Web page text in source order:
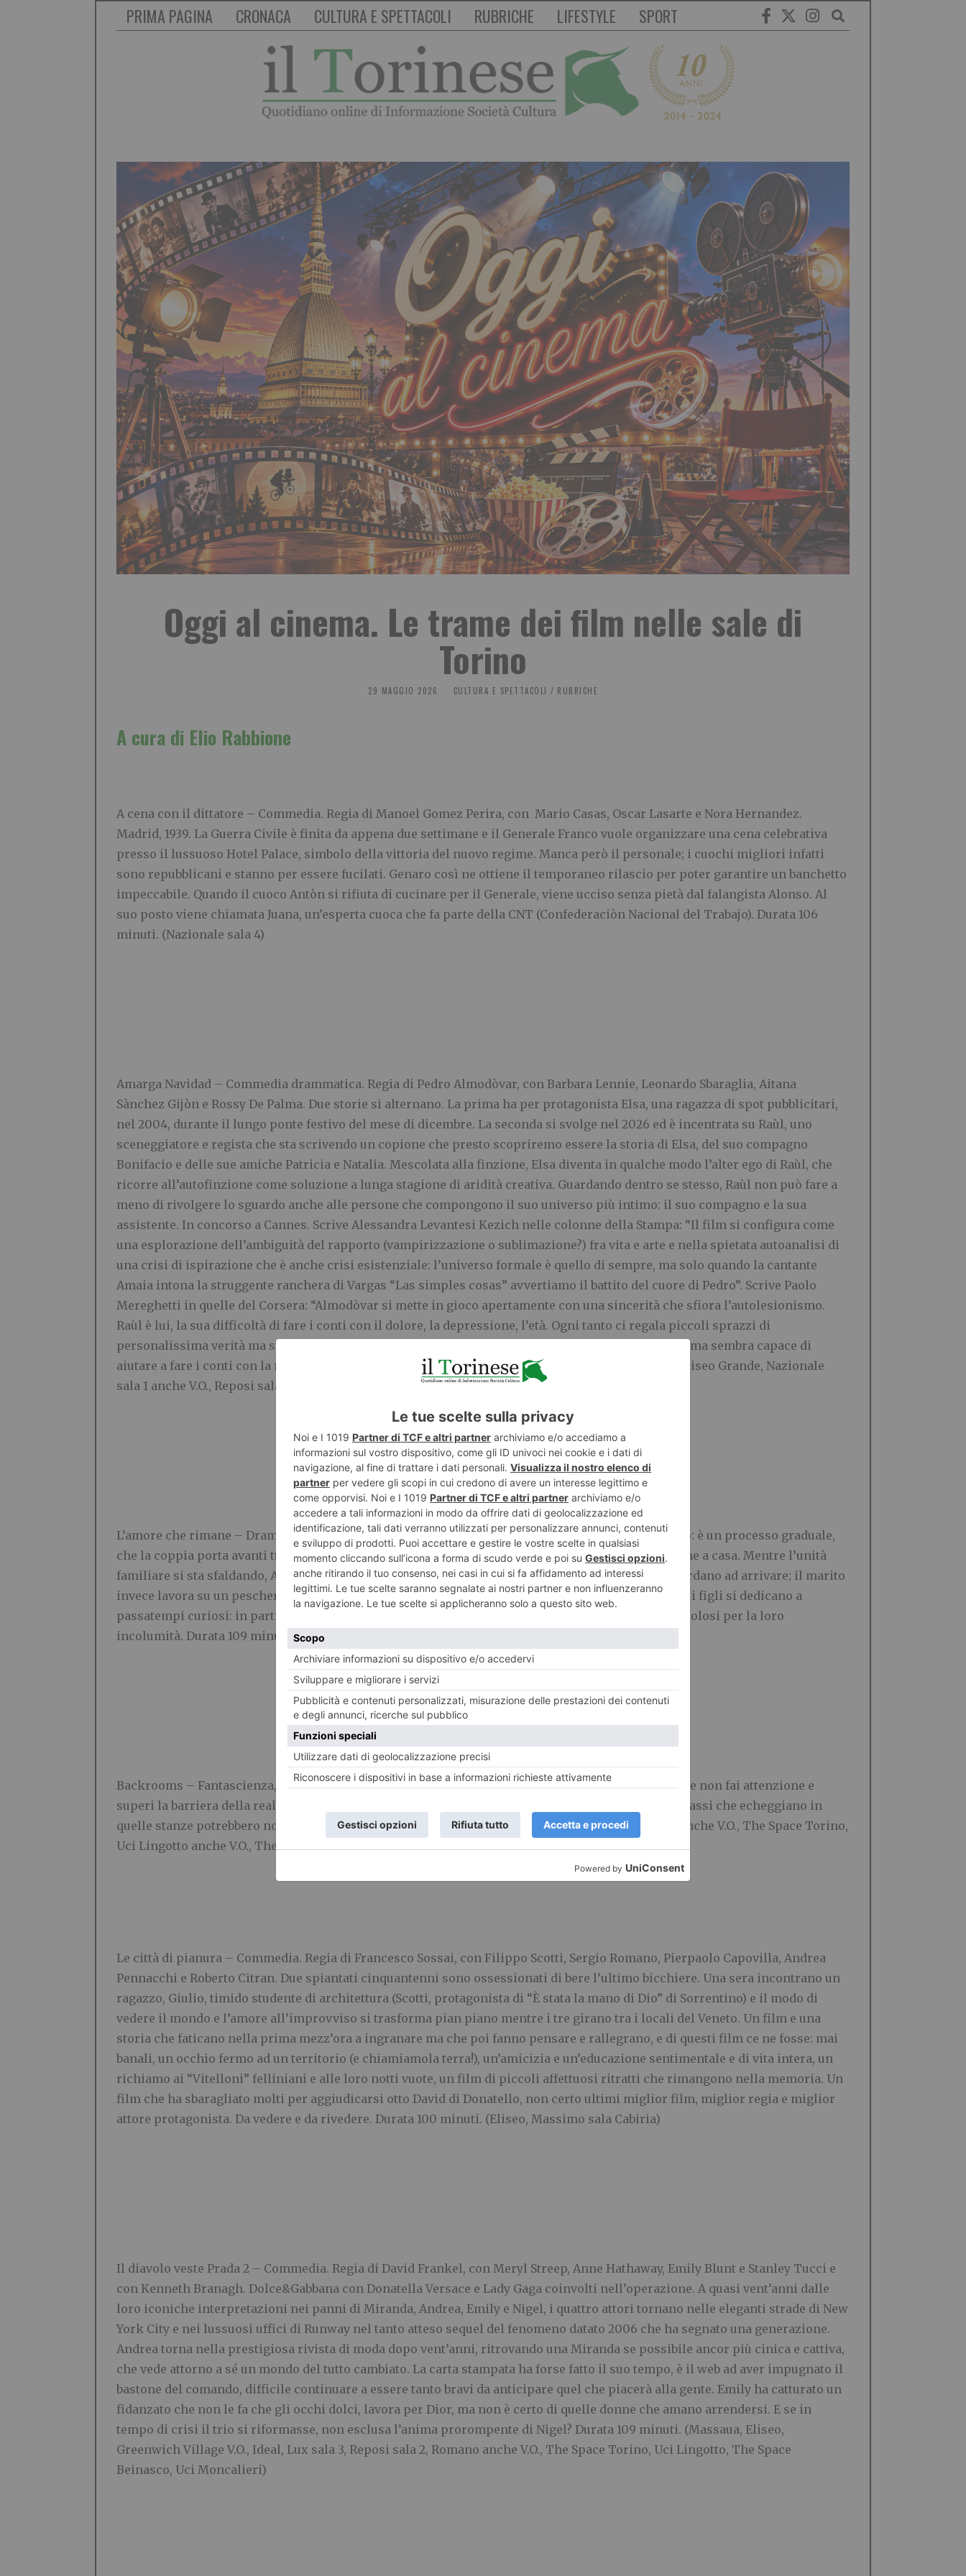
PRIMA PAGINA CRONACA CULTURA E SPETTACOLI RUBRICHE LIFESTYLE SPORT
Oggi al cinema. Le trame dei film nelle sale di
Torino
29 MAGGIO 2026 CULTURA E SPETTACOLI / RUBRICHE
A cura di Elio Rabbione
A cena con il dittatore – Commedia. Regia di Manoel Gomez Perira, con Mario Casas, Oscar Lasarte e Nora Hernandez.
Madrid, 1939. La Guerra Civile è finita da appena due settimane e il Generale Franco vuole organizzare una cena celebrativa
presso il lussuoso Hotel Palace, simbolo della vittoria del nuovo regime. Manca però il personale; i cuochi migliori infatti
sono repubblicani e stanno per essere fucilati. Genaro così ne ottiene il temporaneo rilascio per poter garantire un banchetto
impeccabile. Quando il cuoco Antòn si rifiuta di cucinare per il Generale, viene ucciso senza pietà dal falangista Alonso. Al
suo posto viene chiamata Juana, un’esperta cuoca che fa parte della CNT (Confederaciòn Nacional del Trabajo). Durata 106
minuti. (Nazionale sala 4)
Amarga Navidad – Commedia drammatica. Regia di Pedro Almodòvar, con Barbara Lennie, Leonardo Sbaraglia, Aitana
Sànchez Gijòn e Rossy De Palma. Due storie si alternano. La prima ha per protagonista Elsa, una ragazza di spot pubblicitari,
nel 2004, durante il lungo ponte festivo del mese di dicembre. La seconda si svolge nel 2026 ed è incentrata su Raùl, uno
sceneggiatore e regista che sta scrivendo un copione che presto scopriremo essere la storia di Elsa, del suo compagno
Bonifacio e delle sue amiche Patricia e Natalia. Mescolata alla finzione, Elsa diventa in qualche modo l’alter ego di Raùl, che
ricorre all’autofinzione come soluzione a lunga stagione di aridità creativa. Guardando dentro se stesso, Raùl non può fare a
meno di rivolgere lo sguardo anche alle persone che compongono il suo universo più intimo: il suo compagno e la sua
assistente. In concorso a Cannes. Scrive Alessandra Levantesi Kezich nelle colonne della Stampa: “Il film si configura come
una esplorazione dell’ambiguità del rapporto (vampirizzazione o sublimazione?) fra vita e arte e nella spietata autoanalisi di
una crisi di ispirazione che è anche crisi esistenziale: l’universo formale è quello di sempre, ma solo quando la cantante
Amaia intona la struggente ranchera di Vargas “Las simples cosas” avvertiamo il battito del cuore di Pedro”. Scrive Paolo
Mereghetti in quelle del Corsera: “Almodòvar si mette in gioco apertamente con una sincerità che sfiora l’autolesionismo.
Raùl è lui, la sua difficoltà di fare i conti con il dolore, la depressione, l’età. Ogni tanto ci regala piccoli sprazzi di
personalissima verità ma su tutto commuove l’ostinazione e la determinazione con cui solo il cinema sembra capace di
aiutare a fare i conti con la realtà, per lui e per noi”. Durata 111 minuti. (Centrale V.O., Classico V.O., Eliseo Grande, Nazionale
sala 1 anche V.O., Reposi sala 5, Uci Lingotto)
L’amore che rimane – Drammatico. Regia di Hlynur Palmason. Anna e Magnus si stanno separando: è un processo graduale,
che la coppia porta avanti ttascorrendo ancora del tempo insieme ai tre figli, in escursioni o in cene a casa. Mentre l’unità
familiare si sta sfaldando, Anna si concentra sul suo lavoro di artista, anche se i riconoscimenti tardano ad arrivare; il marito
invece lavora su un peschereccio ed è quasi sempre in mare aperto. Quando i genitori non ci sono, i figli si dedicano a
passatempi curiosi: in particolare i due gemelli, che tendono a creare giochi bizzarri e talora pericolosi per la loro
incolumità. Durata 109 minuti.(Greenwich Village anche V.O.)
Backrooms – Fantascienza, horror. Regia di Kane Parsons, con Renate Reinsve e Chiwetel Ejiofor. Se non fai attenzione e
superi la barriera della realtà, entrerai nelle backrooms. Se finisci lì dentro, resta vigile, perché i passi che echeggiano in
quelle stanze potrebbero non essere solo i tuoi… Durata 90 minuti.(Massaua, Fratelli Marx, Ideal anche V.O., The Space Torino,
Uci Lingotto anche V.O., The Space Beinasco, Uci Moncalieri)
Le città di pianura – Commedia. Regia di Francesco Sossai, con Filippo Scotti, Sergio Romano, Pierpaolo Capovilla, Andrea
Pennacchi e Roberto Citran. Due spiantati cinquantenni sono ossessionati di bere l’ultimo bicchiere. Una sera incontrano un
ragazzo, Giulio, timido studente di architettura (Scotti, protagonista di “È stata la mano di Dio” di Sorrentino) e il modo di
vedere il mondo e l’amore all’improvviso si trasforma pian piano mentre i tre girano tra i locali del Veneto. Un film e una
storia che faticano nella prima mezz’ora a ingranare ma che poi fanno pensare e rallegrano, e di questi film ce ne fosse: mai
banali, un occhio fermo ad un territorio (e chiamiamola terra!), un’amicizia e un’educazione sentimentale e di vita intera, un
richiamo ai “Vitelloni” felliniani e alle loro notti vuote, un film di piccoli affettuosi ritratti che rimangono nella memoria. Un
film che ha sbaragliato molti per aggiudicarsi otto David di Donatello, non certo ultimi miglior film, miglior regia e miglior
attore protagonista. Da vedere e da rivedere. Durata 100 minuti. (Eliseo, Massimo sala Cabiria)
Il diavolo veste Prada 2 – Commedia. Regia di David Frankel, con Meryl Streep, Anne Hathaway, Emily Blunt e Stanley Tucci e
con Kenneth Branagh. Dolce&Gabbana con Donatella Versace e Lady Gaga coinvolti nell’operazione. A quasi vent’anni dalle
loro iconiche interpretazioni nei panni di Miranda, Andrea, Emily e Nigel, i quattro attori tornano nelle eleganti strade di New
York City e nei lussuosi uffici di Runway nel tanto atteso sequel del fenomeno datato 2006 che ha segnato una generazione.
Andrea torna nella prestigiosa rivista di moda dopo vent’anni, ritrovando una Miranda se possibile ancor più cinica e cattiva,
che vede attorno a sé un mondo del tutto cambiato. La carta stampata ha forse fatto il suo tempo, è il web ad aver impugnato il
bastone del comando, difficile continuare a essere tanto bravi da anticipare quel che piacerà alla gente. Emily ha catturato un
fidanzato che non le fa che gli occhi dolci, lavora per Dior, ma non è certo di quelle donne che amano arrendersi. E se in
tempo di crisi il trio si riformasse, non esclusa l’anima prorompente di Nigel? Durata 109 minuti. (Massaua, Eliseo,
Greenwich Village V.O., Ideal, Lux sala 3, Reposi sala 2, Romano anche V.O., The Space Torino, Uci Lingotto, The Space
Beinasco, Uci Moncalieri)